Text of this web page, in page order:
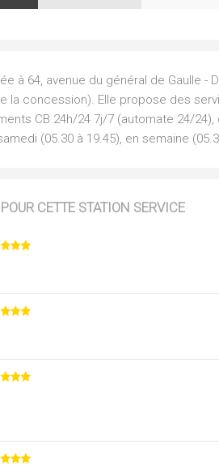
à 64, avenue du général de Gaulle -
la concession). Elle propose des
CB 24h/24 7j/7 (automate 24/
(05.30 à 19.45), en semaine
CETTE STATION SERVICE